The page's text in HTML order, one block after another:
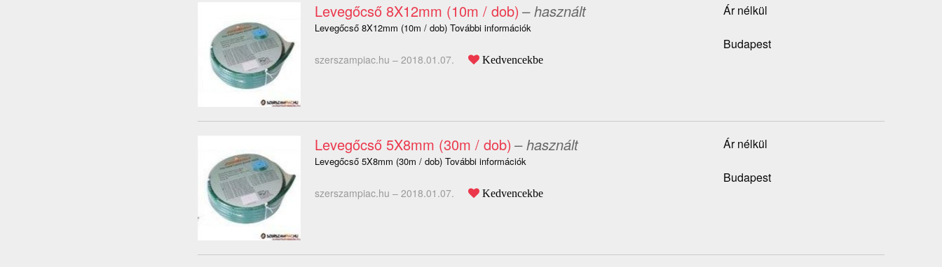
Levegőcső 8X12mm (10m / dob) – használt
Levegőcső 8X12mm (10m / dob) További információk
szerszampiac.hu – 2018.01.07. Kedvencekbe
Ár nélkül
Budapest
Levegőcső 5X8mm (30m / dob) – használt
Levegőcső 5X8mm (30m / dob) További információk
szerszampiac.hu – 2018.01.07. Kedvencekbe
Ár nélkül
Budapest